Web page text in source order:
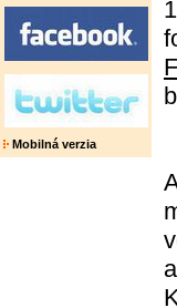
Mobilná verzia